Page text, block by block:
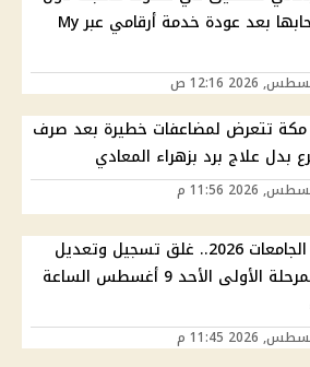
علم أصحابها بعد عودة خدمة أرقامي عبر My
مكة تتعرض لمضاعفات خطيرة بعد صرف
بدل علاج برد بزهراء المعادي
تنسيق الجامعات 2026.. غلق تسجيل وتعديل
رغبات المرحلة الأولى الأحد 9 أغسطس الساعة